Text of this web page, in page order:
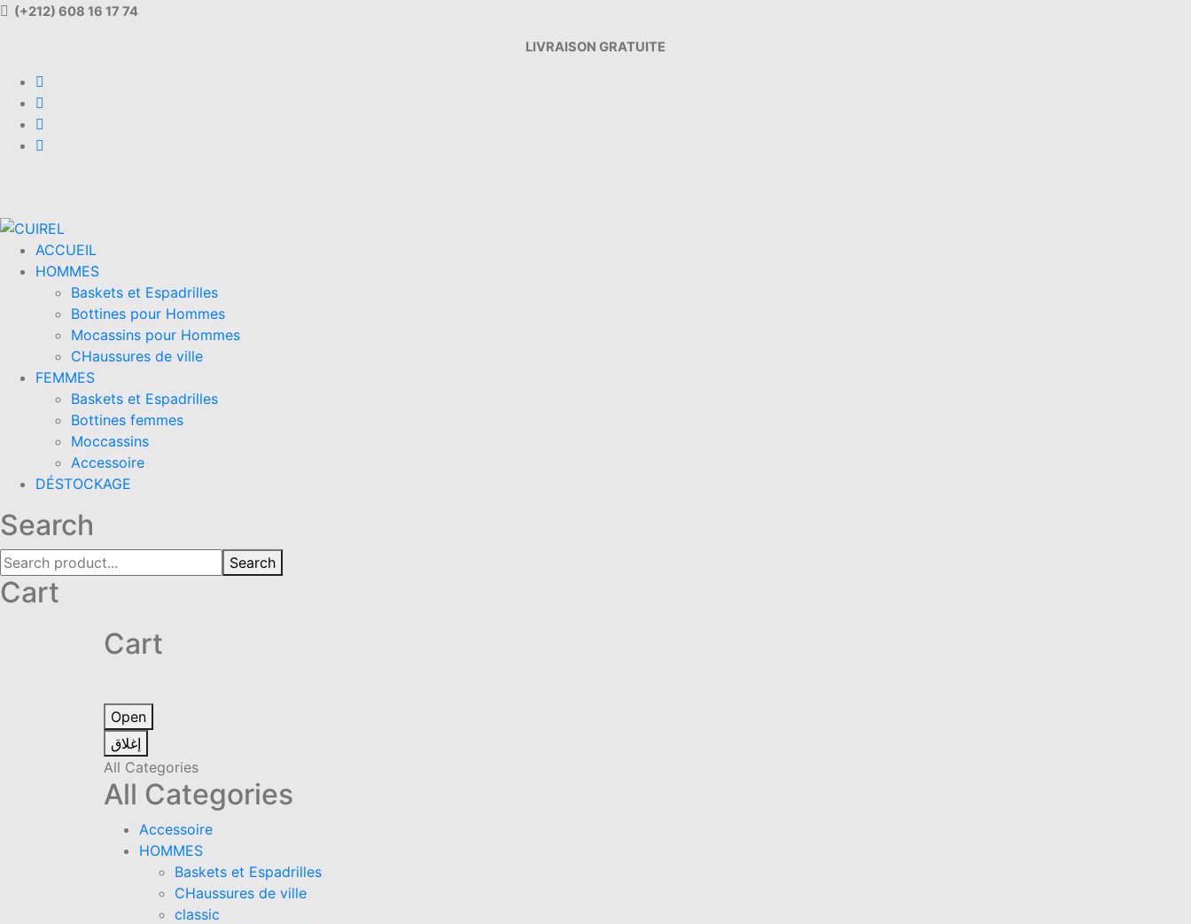
(+212) 608 16 17 74
LIVRAISON GRATUITE
ACCUEIL
HOMMES
Baskets et Espadrilles
Bottines pour Hommes
Mocassins pour Hommes
CHaussures de ville
FEMMES
Baskets et Espadrilles
Bottines femmes
Moccassins
Accessoire
DÉSTOCKAGE
Search
Search
Cart
Cart
Open
إغلاق
All Categories
All Categories
Accessoire
HOMMES
Baskets et Espadrilles
CHaussures de ville
classic